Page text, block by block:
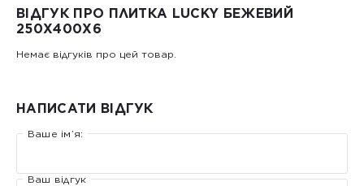
ВІДГУК ПРО ПЛИТКА LUCKY БЕЖЕВИЙ
250X400Х6
Немає відгуків про цей товар.
НАПИСАТИ ВІДГУК
Ваше ім’я:
Ваш відгук